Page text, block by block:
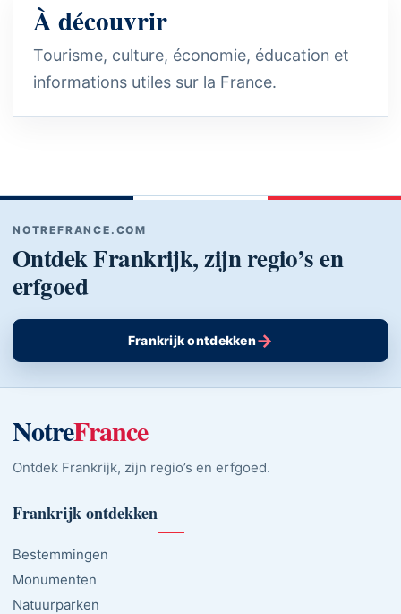
À découvrir
Tourisme, culture, économie, éducation et
informations utiles sur la France.
NOTREFRANCE.COM
Ontdek Frankrijk, zijn regio’s en
erfgoed
Frankrijk ontdekken→
NotreFrance
Ontdek Frankrijk, zijn regio’s en erfgoed.
Frankrijk ontdekken
Bestemmingen
Monumenten
Natuurparken